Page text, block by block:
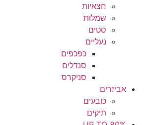
חצאיות
שמלות
סטים
נעליים
כפכפים
סנדלים
סניקרס
אביזרים
כובעים
תיקים